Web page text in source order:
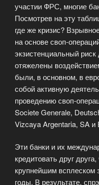
участии ФРС, многие
Посмотрев на эту
где же кризис?
на основе своп-
экзистенциальный
отяжелены
были, в основном, в
собой активную
проведению своп-
Societe Generale,
Vizcaya Argentaria, SA и
Эти банки и их
кредитовать друг
крупнейшим всплеском
годы. В результате,